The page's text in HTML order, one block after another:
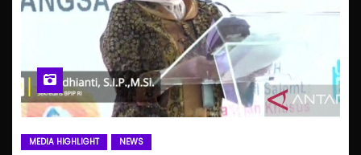
MEDIA HIGHLIGHT NEWS